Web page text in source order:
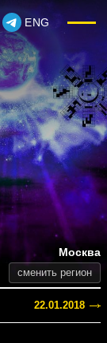
ENG
Москва
сменить регион
22.01.2018